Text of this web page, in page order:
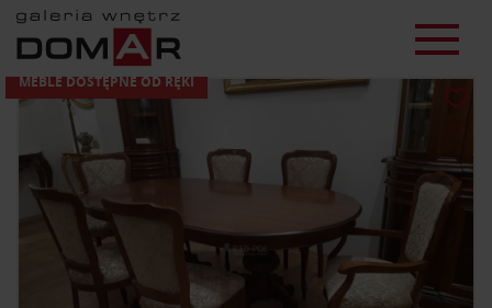
MEBLE DOSTĘPNE OD RĘKI